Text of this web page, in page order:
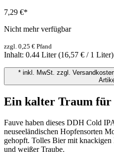
7,29 €*
Nicht mehr verfügbar
zzgl. 0,25 € Pfand
Inhalt: 0.44 Liter(16,57 € / 1 Liter)
* inkl. MwSt. zzgl.
Ein kalter Traum für
Fauve haben dieses DDH Cold
neuseeländischen Hopfensorten
gehopft. Tolles Bier mit
und weißer Traube.